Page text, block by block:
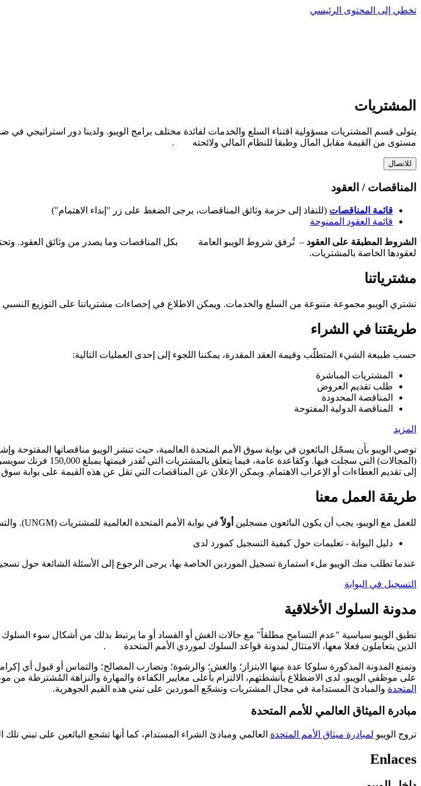
تخطي إلى المحتوى الرئيسي
المشتريات
يتولى قسم المشتريات مسؤولية اقتناء السلع والخدمات لفائدة مختلف برامج الويبو. ولدينا دور استراتيجي في
مستوى من القيمة مقابل المال وطبقا للنظام المالي ولائحته
.
للاتصال
المناقصات / العقود
قائمة المناقصات (للنفاذ إلى حزمة وثائق المناقصات، يرجى الضغط على زر "إبداء الاهتمام")
قائمة العقود الممنوحة
الشروط المطبقة على العقود – تُرفق شروط الويبو العامة
بكل المناقصات وما يصدر من وثائق العقود.
لعقودها الخاصة بالمشتريات.
مشترياتنا
تشتري الويبو مجموعة متنوعة من السلع والخدمات. ويمكن الاطلاع في إحصاءات مشترياتنا على التوزيع
طريقتنا في الشراء
حسب طبيعة الشيء المتطلّب وقيمة العقد المقدرة، يمكننا اللجوء إلى إحدى العمليات التالية:
المشتريات المباشرة
طلب تقديم العروض
المناقصة المحدودة
المناقصة الدولية المفتوحة
المزيد
توصي الويبو بأن يسجّل البائعون في بوابة سوق الأمم المتحدة العالمية، حيث تنشر الويبو مناقصاتها
(المجالات) التي سجلت
إلى تقديم العطاءات أو الإعراب الاهتمام. ويمكن الإعلان عن المناقصات التي تقل عن هذه القيمة على بوابة سوق
طريقة العمل معنا
للعمل مع الويبو، يجب أن يكون البائعون مسجلين أولاًفي بوابة الأمم المتحدة العالمية للمشتريات (UNGM). والتسجيل بسيط ومجاني.
دليل البوابة - تعليمات حول كيفية التسجيل كمورد لدى
عندما تطلب منك الويبو ملء استمارة تسجيل الموردين الخاصة بها، يرجى الرجوع إلى الأسئلة الشائعة حول
التسجيل في البوابة
مدونة السلوك الأخلاقية
تطبق الويبو سياسية "عدم التسامح مطلقاً" مع حالات الغش أو الفساد أو ما يرتبط بذلك من أشكال سوء
الذين يتعاملون فعلا معها، الامتثال لمدونة قواعد السلوك لموردي الأمم المتحدة
.
وتمنع المدونة المذكورة سلوكا عدة منها الابتزاز؛ والغش؛ والرشوة؛ وتضارب المصالح؛ والتماس أو قبول
على موظفي الويبو، لدى الاضطلاع بأنشطتهم، الالتزام بأعلى معايير الكفاءة والمهارة والنزاهة المُشترطة من
المتحدة والمبادئ المستدامة في مجال المشتريات وتشجّع الموردين على تبني هذه القيم الجوهرية.
مبادرة الميثاق العالمي للأمم المتحدة
تروج الويبو لمبادرة ميثاق الأمم المتحدة العالمي ومبادئ الشراء المستدام، كما أنها تشجع البائعين على تبني تلك
Enlaces